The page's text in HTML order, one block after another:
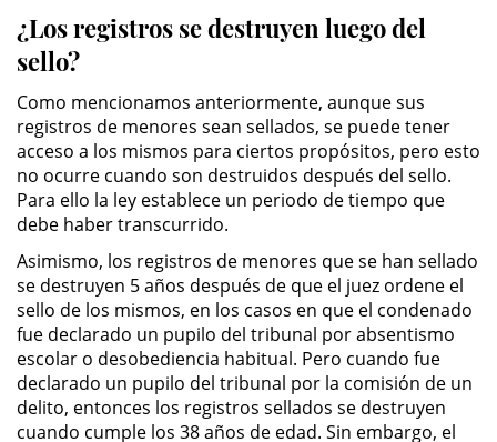
Evading a Police Officer
Vehicular Manslaughter
Drug Crimes
Manufacturing Drugs
Possession Of A Controlled
Substance
Possession of a Controlled
¿Los registros se destruyen luego del
sello?
Como mencionamos anteriormente, aunque sus
registros de menores sean sellados, se puede tener
acceso a los mismos para ciertos propósitos, pero esto
no ocurre cuando son destruidos después del sello.
Para ello la ley establece un periodo de tiempo que
debe haber transcurrido.
Asimismo, los registros de menores que se han sellado
se destruyen 5 años después de que el juez ordene el
sello de los mismos, en los casos en que el condenado
fue declarado un pupilo del tribunal por absentismo
escolar o desobediencia habitual. Pero cuando fue
declarado un pupilo del tribunal por la comisión de un
delito, entonces los registros sellados se destruyen
cuando cumple los 38 años de edad. Sin embargo, el